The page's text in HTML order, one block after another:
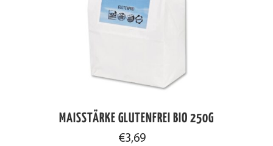
MAISSTÄRKE GLUTENFREI BIO 250G
€3,69